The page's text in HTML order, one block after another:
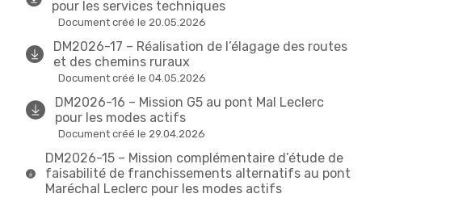
pour les services techniques
Document créé le 20.05.2026
DM2026-17 – Réalisation de l’élagage des routes
et des chemins ruraux
Document créé le 04.05.2026
DM2026-16 – Mission G5 au pont Mal Leclerc
pour les modes actifs
Document créé le 29.04.2026
DM2026-15 – Mission complémentaire d’étude de
faisabilité de franchissements alternatifs au pont
Maréchal Leclerc pour les modes actifs